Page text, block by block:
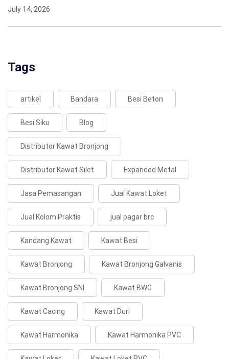
July 14, 2026
Tags
artikel Bandara Besi Beton
Besi Siku Blog
Distributor Kawat Bronjong
Distributor Kawat Silet Expanded Metal
Jasa Pemasangan Jual Kawat Loket
Jual Kolom Praktis jual pagar brc
Kandang Kawat Kawat Besi
Kawat Bronjong Kawat Bronjong Galvanis
Kawat Bronjong SNI Kawat BWG
Kawat Cacing Kawat Duri
Kawat Harmonika Kawat Harmonika PVC